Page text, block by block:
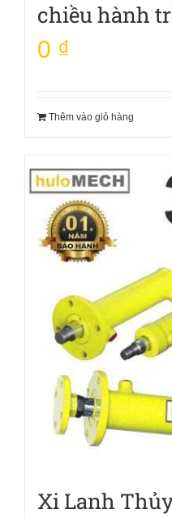
chiều hành
0 ₫
Thêm vào giỏ hàng
Xi Lanh